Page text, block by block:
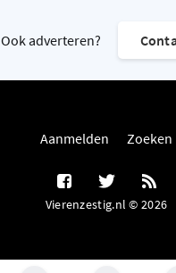
Ook adverteren?
Aanmelden Zoeken
Vierenzestig.nl © 2026